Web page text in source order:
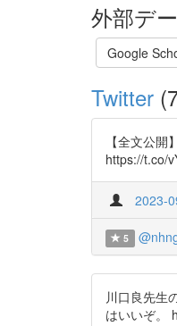
外部デ
Google
Twitter
【全文公
https://t.co/
2023-
5
川口良先生
はいいぞ。